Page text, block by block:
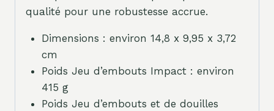
qualité pour une robustesse accrue.
Dimensions : environ 14,8 x 9,95 x 3,72
cm
Poids Jeu d’embouts Impact : environ
415 g
Poids Jeu d’embouts et de douilles